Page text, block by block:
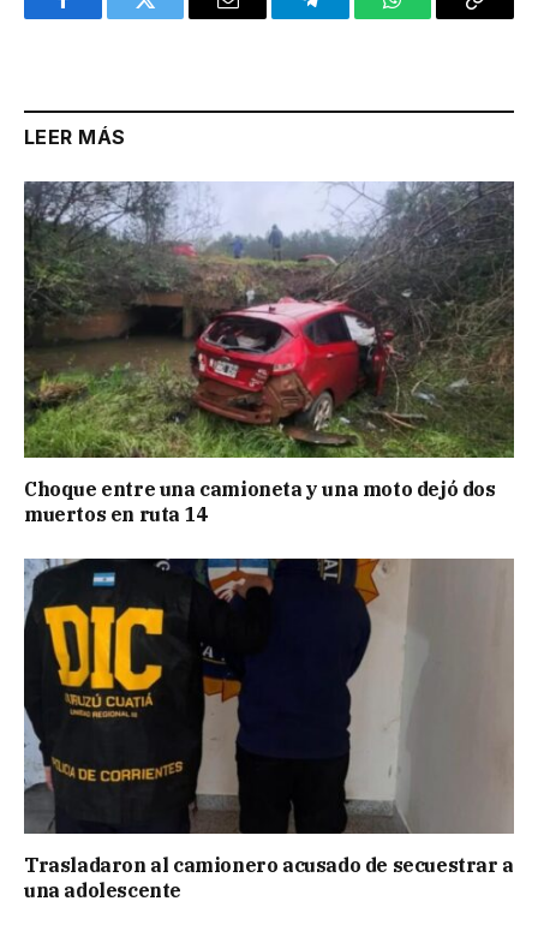
FacebookTwitter Email TelegramWhatsAppCopy
LEER MÁS
Choque entre una camioneta y una moto dejó dos
muertos en ruta 14
Trasladaron al camionero acusado de secuestrar a
una adolescente